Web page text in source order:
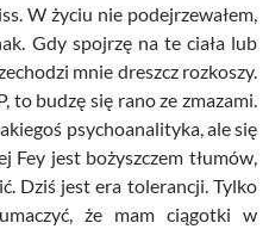
W życiu nie podejrzewałem,
Gdy spojrzę na te ciała lub
mnie dreszcz rozkoszy.
to budzę się rano ze zmazami.
psychoanalityka, ale się
Fey jest bożyszczem tłumów,
Dziś jest era tolerancji. Tylko
że mam ciągotki w